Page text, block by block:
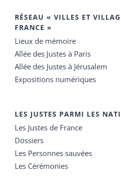
RÉSEAU « VILLES ET
FRANCE »
Lieux de mémoire
Allée des Justes à Paris
Allée des Justes à Jérusalem
Expositions numériques
LES JUSTES PARMI LES
Les Justes de France
Dossiers
Les Personnes sauvées
Les Cérémonies